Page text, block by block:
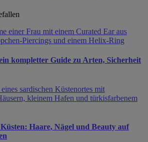
kompletter Guide zu Arten, Sicherheit
Haare, Nägel und Beauty auf